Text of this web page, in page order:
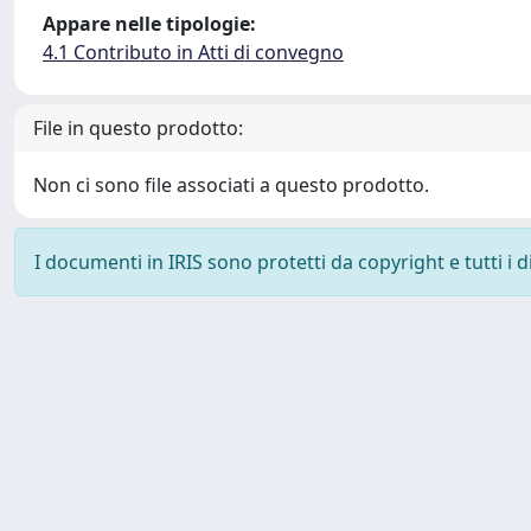
Appare nelle tipologie:
4.1 Contributo in Atti di convegno
File in questo prodotto:
Non ci sono file associati a questo prodotto.
I documenti in IRIS sono protetti da copyright e tutti i